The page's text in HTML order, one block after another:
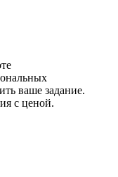
ваше задание.
с ценой.